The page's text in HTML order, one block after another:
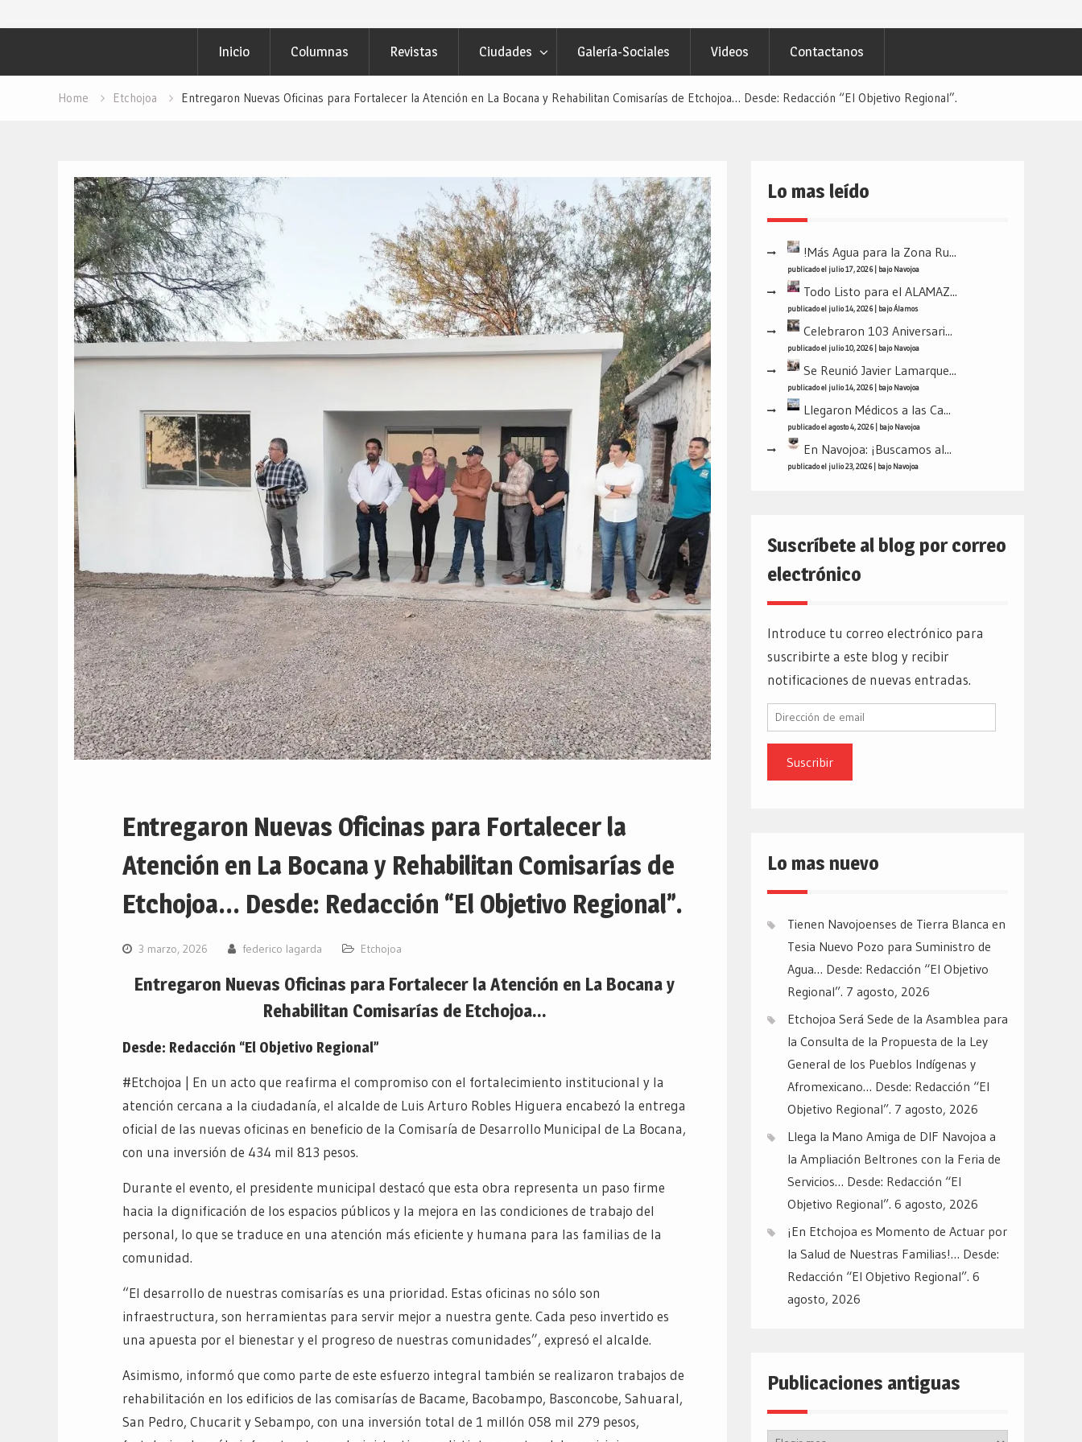
Inicio Columnas Revistas Ciudades Galería-Sociales Videos Contactanos
Home Etchojoa Entregaron Nuevas Oficinas para Fortalecer la Atención en La Bocana y Rehabilitan Comisarías de Etchojoa… Desde: Redacción “El Objetivo Regional”.
Entregaron Nuevas Oficinas para Fortalecer la
Atención en La Bocana y Rehabilitan Comisarías de
Etchojoa… Desde: Redacción “El Objetivo Regional”.
3 marzo, 2026 federico lagarda Etchojoa
Entregaron Nuevas Oficinas para Fortalecer la Atención en La Bocana y
Rehabilitan Comisarías de Etchojoa…
Desde: Redacción “El Objetivo Regional”
#Etchojoa | En un acto que reafirma el compromiso con el fortalecimiento institucional y la
atención cercana a la ciudadanía, el alcalde de Luis Arturo Robles Higuera encabezó la entrega
oficial de las nuevas oficinas en beneficio de la Comisaría de Desarrollo Municipal de La Bocana,
con una inversión de 434 mil 813 pesos.
Durante el evento, el presidente municipal destacó que esta obra representa un paso firme
hacia la dignificación de los espacios públicos y la mejora en las condiciones de trabajo del
personal, lo que se traduce en una atención más eficiente y humana para las familias de la
comunidad.
“El desarrollo de nuestras comisarías es una prioridad. Estas oficinas no sólo son
infraestructura, son herramientas para servir mejor a nuestra gente. Cada peso invertido es
una apuesta por el bienestar y el progreso de nuestras comunidades”, expresó el alcalde.
Asimismo, informó que como parte de este esfuerzo integral también se realizaron trabajos de
rehabilitación en los edificios de las comisarías de Bacame, Bacobampo, Basconcobe, Sahuaral,
San Pedro, Chucarit y Sebampo, con una inversión total de 1 millón 058 mil 279 pesos,
Lo mas leído
!Más Agua para la Zona Ru...
publicado el julio 17, 2026| bajoNavojoa
Todo Listo para el ALAMAZ...
publicado el julio 14, 2026| bajoÁlamos
Celebraron 103 Aniversari...
publicado el julio 10, 2026| bajoNavojoa
Se Reunió Javier Lamarque...
publicado el julio 14, 2026| bajoNavojoa
Llegaron Médicos a las Ca...
publicado el agosto 4, 2026| bajoNavojoa
En Navojoa: ¡Buscamos al...
publicado el julio 23, 2026| bajoNavojoa
Suscríbete al blog por correo
electrónico
Introduce tu correo electrónico para
suscribirte a este blog y recibir
notificaciones de nuevas entradas.
Dirección
email
Lo mas nuevo
Tienen Navojoenses de Tierra Blanca en
Tesia Nuevo Pozo para Suministro de
Agua… Desde: Redacción “El Objetivo
Regional”. 7 agosto, 2026
Etchojoa Será Sede de la Asamblea para
la Consulta de la Propuesta de la Ley
General de los Pueblos Indígenas y
Afromexicano… Desde: Redacción “El
Objetivo Regional”. 7 agosto, 2026
Llega la Mano Amiga de DIF Navojoa a
la Ampliación Beltrones con la Feria de
Servicios… Desde: Redacción “El
Objetivo Regional”. 6 agosto, 2026
¡En Etchojoa es Momento de Actuar por
la Salud de Nuestras Familias!… Desde:
Redacción “El Objetivo Regional”. 6
agosto, 2026
Publicaciones antiguas